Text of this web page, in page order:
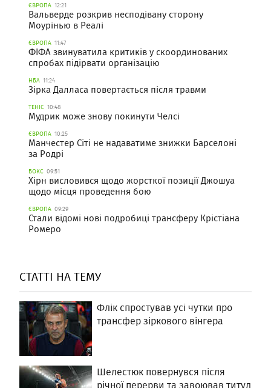
ЄВРОПА 12:21
Вальверде розкрив несподівану сторону
Моурінью в Реалі
ЄВРОПА 11:47
ФІФА звинуватила критиків у скоординованих
спробах підірвати організацію
НБА 11:24
Зірка Далласа повертається після травми
ТЕНІС 10:48
Мудрик може знову покинути Челсі
ЄВРОПА 10:25
Манчестер Сіті не надаватиме знижки Барселоні
за Родрі
БОКС 09:51
Хірн висловився щодо жорсткої позиції Джошуа
щодо місця проведення бою
ЄВРОПА 09:29
Стали відомі нові подробиці трансферу Крістіана
Ромеро
СТАТТІ НА ТЕМУ
Флік спростував усі чутки про
трансфер зіркового вінгера
Шелестюк повернувся після